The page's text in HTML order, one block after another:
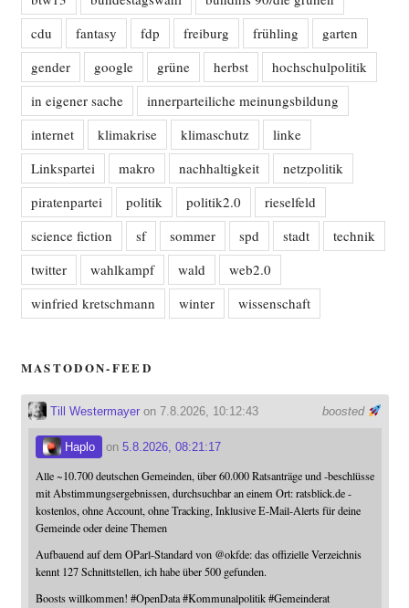
cdu
fantasy fdp freiburg frühling
garten
gender
google grüne herbst
hochschulpolitik
in eigener sache
innerparteiliche meinungsbildung
internet
klimakrise klimaschutz
linke
Linkspartei
makro nachhaltigkeit
netzpolitik
piratenpartei
politik politik2.0
rieselfeld
science fiction
sf sommer spd stadt
technik
twitter
wahlkampf wald
web2.0
winfried kretschmann
winter wissenschaft
MASTODON-FEED
boosted
Till Westermayeron 7.8.2026, 10:12:43
Haplo on 5.8.2026, 08:21:17
Alle ~10.700 deutschen Gemeinden, über 60.000 Ratsanträge und -beschlüsse
mit Abstimmungsergebnissen, durchsuchbar an einem Ort: ratsblick.de -
kostenlos, ohne Account, ohne Tracking, Inklusive E-Mail-Alerts für deine
Gemeinde oder deine Themen
Aufbauend auf dem OParl-Standard von @okfde: das offizielle Verzeichnis
kennt 127 Schnittstellen, ich habe über 500 gefunden.
Boosts willkommen! #OpenData #Kommunalpolitik #Gemeinderat